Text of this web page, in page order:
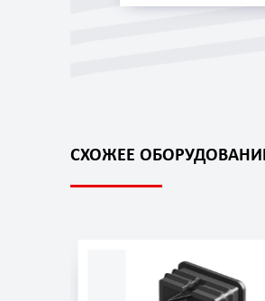
СХОЖЕЕ